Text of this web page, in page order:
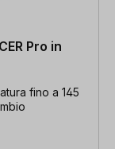
Pro in
fino a 145